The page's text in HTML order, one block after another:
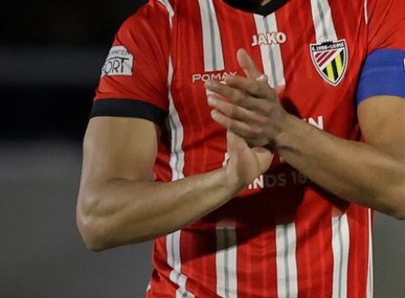
FAQ
VACATURES
CONTACTEER ONS